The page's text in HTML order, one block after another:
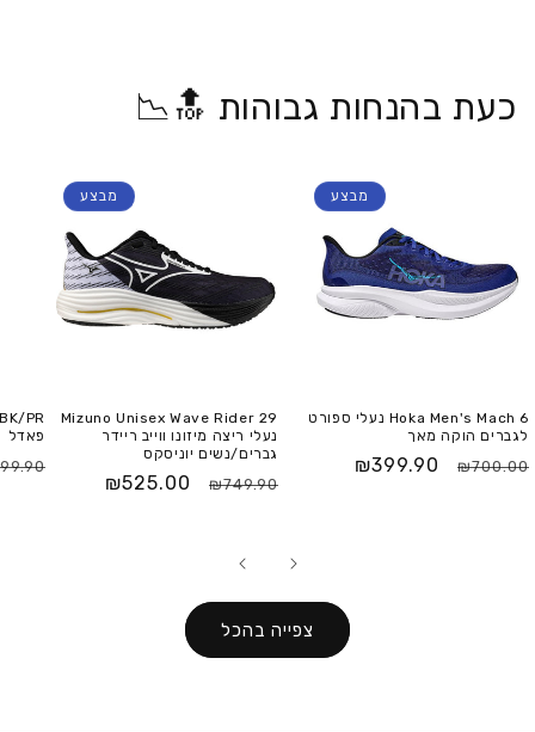
כעת בהנחות גבוהות 🔝📉
מבצע
Hoka Men's Mach 6 נעלי ספורט
לגברים הוקה מאך
₪700.00
₪399.90
מבצע
Mizuno Unisex Wave Rider 29
נעלי ריצה מיזונו ווייב ריידר
גברים/נשים יוניסקס
₪749.90
₪525.00
פאדל
צפייה בהכל